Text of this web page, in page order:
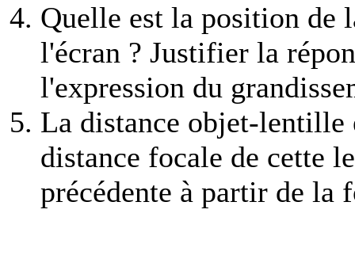
Quelle est la position de
l'écran ? Justifier la
l'expression du
La distance objet-lentille
distance focale de cette
précédente à partir de la